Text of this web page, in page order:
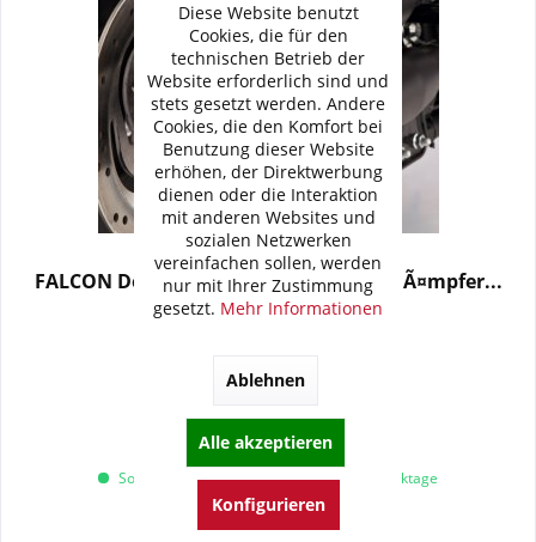
FALCON Double Groove Slip on ErsatzdÃ¤mpfer...
Merken
Sofort versandfertig, Lieferzeit ca. 1-3 Werktage
Diese Website benutzt
Cookies, die für den
technischen Betrieb der
Website erforderlich sind und
stets gesetzt werden. Andere
Cookies, die den Komfort bei
Benutzung dieser Website
erhöhen, der Direktwerbung
dienen oder die Interaktion
mit anderen Websites und
sozialen Netzwerken
vereinfachen sollen, werden
nur mit Ihrer Zustimmung
gesetzt. Mehr Informationen
Ablehnen
Alle akzeptieren
Konfigurieren